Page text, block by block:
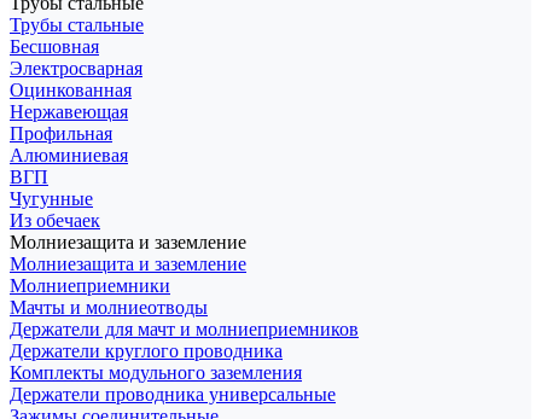
Трубы стальные
Бесшовная
Электросварная
Оцинкованная
Нержавеющая
Профильная
Алюминиевая
ВГП
Чугунные
Из обечаек
Молниезащита и заземление
Молниезащита и заземление
Молниеприемники
Мачты и молниеотводы
Держатели для мачт и молниеприемников
Держатели круглого проводника
Комплекты модульного заземления
Держатели проводника универсальные